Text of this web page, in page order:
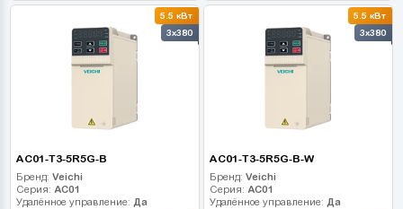
5.5 кВт
3x380
AC01-T3-5R5G-B
Бренд: Veichi
Серия: AC01
Удалённое управление: Да
5.5 кВт
3x380
AC01-T3-5R5G-B-W
Бренд: Veichi
Серия: AC01
Удалённое управление: Да